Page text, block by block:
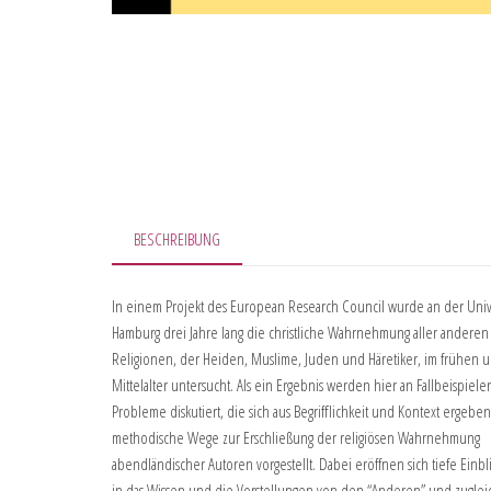
BESCHREIBUNG
In einem Projekt des European Research Council wurde an der
Hamburg drei Jahre lang die christliche Wahrnehmung aller anderen
Religionen, der Heiden, Muslime, Juden und Häretiker, im frühen
Mittelalter untersucht. Als ein Ergebnis werden hier an
Probleme diskutiert, die sich aus Begrifflichkeit und Kontext
methodische Wege zur Erschließung der religiösen Wahrnehmung
abendländischer Autoren vorgestellt. Dabei eröffnen sich tiefe